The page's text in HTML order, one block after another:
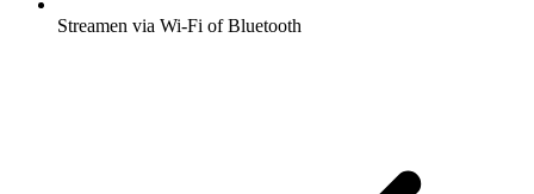
Streamen via Wi-Fi of Bluetooth